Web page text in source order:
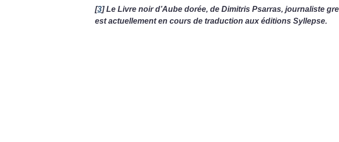
[3]Le Livre noir d’Aube dorée, de Dimitris Psarras, journaliste
est actuellement en cours de traduction aux éditions Syllepse.